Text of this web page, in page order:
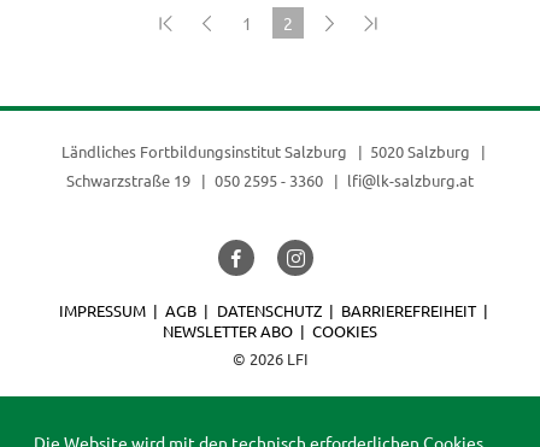
1
2
Ländliches Fortbildungsinstitut Salzburg
5020 Salzburg
Schwarzstraße 19
050 2595 - 3360 lfi@lk-salzburg.at
© 2026 LFI
IMPRESSUM AGB DATENSCHUTZ
BARRIEREFREIHEIT
NEWSLETTER ABO
COOKIES
Die Website wird mit den technisch erforderlichen Cookies